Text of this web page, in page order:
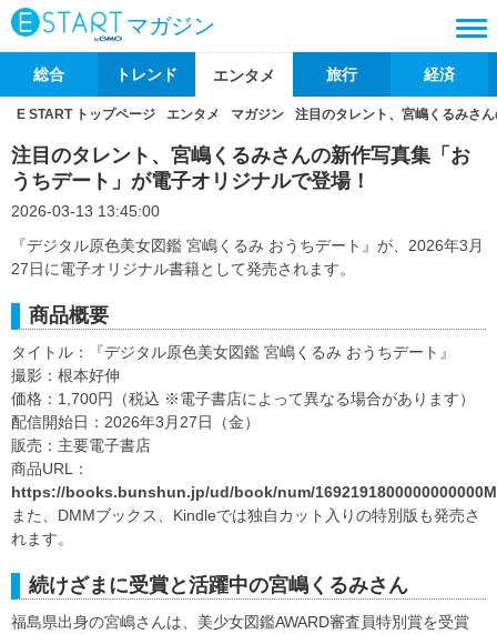
マガジン
総合 トレンド エンタメ 旅行 経済
E START トップページ エンタメ マガジン 注目のタレント、宮嶋くるみさ
注目のタレント、宮嶋くるみさんの新作写真集「お
うちデート」が電子オリジナルで登場！
2026-03-13 13:45:00
『デジタル原色美女図鑑 宮嶋くるみ おうちデート』が、2026年3月
27日に電子オリジナル書籍として発売されます。
商品概要
タイトル：『デジタル原色美女図鑑 宮嶋くるみ おうちデート』
撮影：根本好伸
価格：1,700円（税込 ※電子書店によって異なる場合があります）
配信開始日：2026年3月27日（金）
販売：主要電子書店
商品URL：
https://books.bunshun.jp/ud/book/num/1692191800000000000M
また、DMMブックス、Kindleでは独自カット入りの特別版も発売さ
れます。
続けざまに受賞と活躍中の宮嶋くるみさん
福島県出身の宮嶋さんは、美少女図鑑AWARD審査員特別賞を受賞